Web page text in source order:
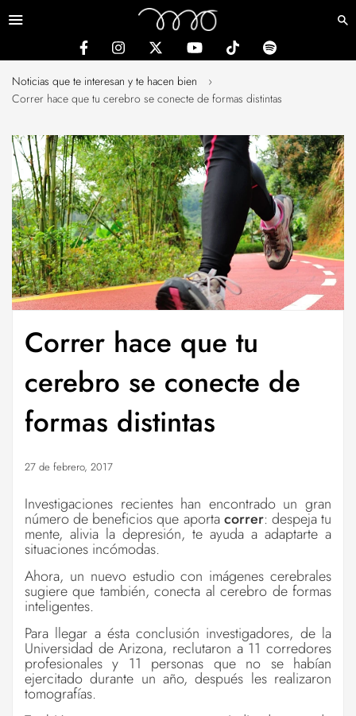
Noticias que te interesan y te hacen bien
›
Correr hace que tu cerebro se conecte de formas distintas
Correr hace que tu
cerebro se conecte de
formas distintas
27 de febrero, 2017
Investigaciones recientes han encontrado un gran
número de beneficios que aportacorrer: despeja tu
mente, alivia la depresión, te ayuda a adaptarte a
situaciones incómodas.
Ahora, un nuevo estudio con imágenes cerebrales
sugiere que también, conecta al cerebro de formas
inteligentes.
Para llegar a ésta conclusión investigadores, de la
Universidad de Arizona, reclutaron a 11 corredores
profesionales y 11 personas que no se habían
ejercitado durante un año, después les realizaron
tomografías.